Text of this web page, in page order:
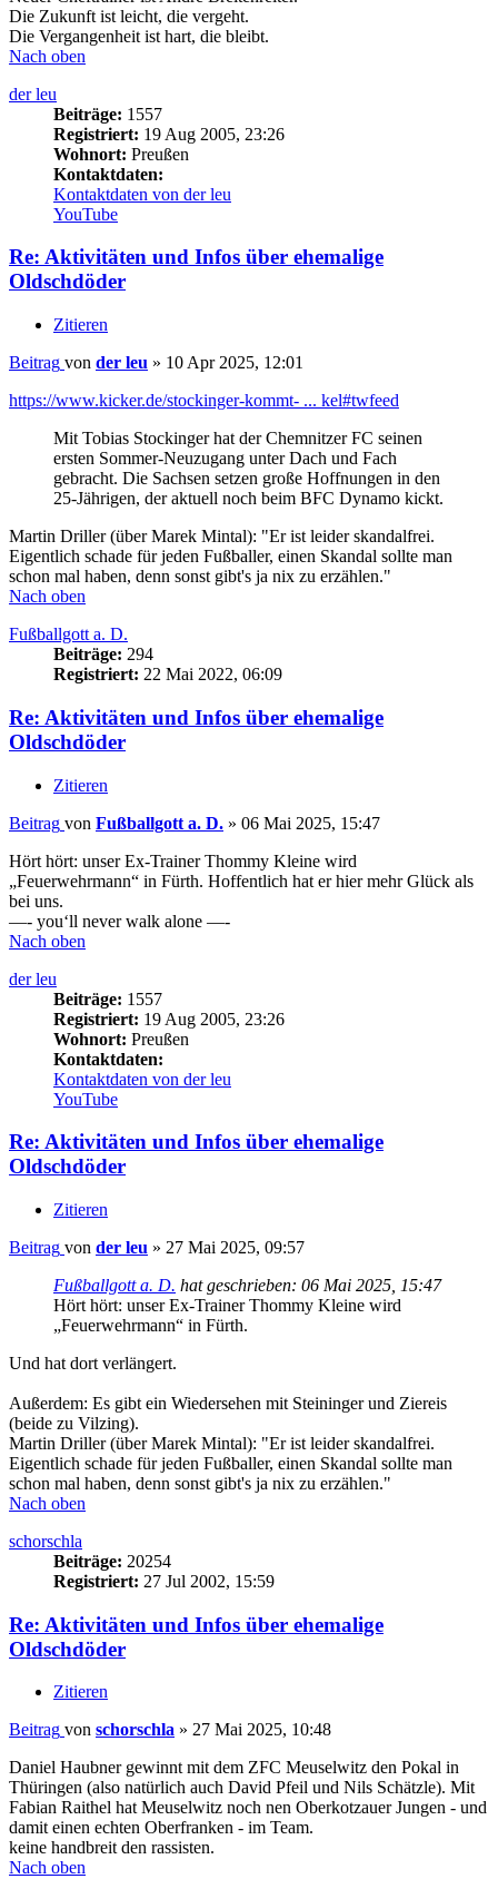
Die Zukunft ist leicht, die vergeht.
Die Vergangenheit ist hart, die bleibt.
Nach oben
der leu
Beiträge: 1557
Registriert: 19 Aug 2005, 23:26
Wohnort: Preußen
Kontaktdaten:
Kontaktdaten von der leu
YouTube
Re: Aktivitäten und Infos über ehemalige
Oldschdöder
Zitieren
Beitrag von der leu » 10 Apr 2025, 12:01
https://www.kicker.de/stockinger-kommt- ... kel#twfeed
Mit Tobias Stockinger hat der Chemnitzer FC seinen
ersten Sommer-Neuzugang unter Dach und Fach
gebracht. Die Sachsen setzen große Hoffnungen in den
25-Jährigen, der aktuell noch beim BFC Dynamo kickt.
Martin Driller (über Marek Mintal): "Er ist leider skandalfrei.
Eigentlich schade für jeden Fußballer, einen Skandal sollte man
schon mal haben, denn sonst gibt's ja nix zu erzählen."
Nach oben
Fußballgott a. D.
Beiträge: 294
Registriert: 22 Mai 2022, 06:09
Re: Aktivitäten und Infos über ehemalige
Oldschdöder
Zitieren
Beitrag von Fußballgott a. D. » 06 Mai 2025, 15:47
Hört hört: unser Ex-Trainer Thommy Kleine wird
„Feuerwehrmann“ in Fürth. Hoffentlich hat er hier mehr Glück als
bei uns.
—- you‘ll never walk alone —-
Nach oben
der leu
Beiträge: 1557
Registriert: 19 Aug 2005, 23:26
Wohnort: Preußen
Kontaktdaten:
Kontaktdaten von der leu
YouTube
Re: Aktivitäten und Infos über ehemalige
Oldschdöder
Zitieren
Beitrag von der leu » 27 Mai 2025, 09:57
Fußballgott a. D. hat geschrieben: 06 Mai 2025, 15:47
Hört hört: unser Ex-Trainer Thommy Kleine wird
„Feuerwehrmann“ in Fürth.
Und hat dort verlängert.
Außerdem: Es gibt ein Wiedersehen mit Steininger und Ziereis
(beide zu Vilzing).
Martin Driller (über Marek Mintal): "Er ist leider skandalfrei.
Eigentlich schade für jeden Fußballer, einen Skandal sollte man
schon mal haben, denn sonst gibt's ja nix zu erzählen."
Nach oben
schorschla
Beiträge: 20254
Registriert: 27 Jul 2002, 15:59
Re: Aktivitäten und Infos über ehemalige
Oldschdöder
Zitieren
Beitrag von schorschla » 27 Mai 2025, 10:48
Daniel Haubner gewinnt mit dem ZFC Meuselwitz den Pokal in
Thüringen (also natürlich auch David Pfeil und Nils Schätzle). Mit
Fabian Raithel hat Meuselwitz noch nen Oberkotzauer Jungen - und
damit einen echten Oberfranken - im Team.
keine handbreit den rassisten.
Nach oben